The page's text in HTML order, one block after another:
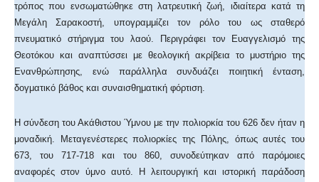
τρόπος που ενσωματώθηκε στη λατρευτική ζωή, ιδιαίτερα κατά τη
Μεγάλη Σαρακοστή, υπογραμμίζει τον ρόλο του ως σταθερό
πνευματικό στήριγμα του λαού. Περιγράφει τον Ευαγγελισμό της
Θεοτόκου και αναπτύσσει με θεολογική ακρίβεια το μυστήριο της
Ενανθρώπησης, ενώ παράλληλα συνδυάζει ποιητική ένταση,
δογματικό βάθος και συναισθηματική φόρτιση.
Η σύνδεση του Ακάθιστου Ύμνου με την πολιορκία του 626 δεν ήταν η
μοναδική. Μεταγενέστερες πολιορκίες της Πόλης, όπως αυτές του
673, του 717-718 και του 860, συνοδεύτηκαν από παρόμοιες
αναφορές στον ύμνο αυτό. Η λειτουργική και ιστορική παράδοση